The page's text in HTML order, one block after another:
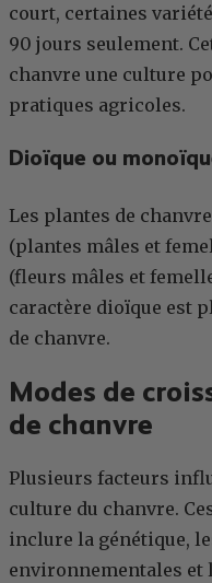
court, certaines
90 jours seulement.
chanvre une culture
pratiques agricoles.
Dioïque ou
Les plantes de
(plantes mâles et
(fleurs mâles et
caractère dioïque est
de chanvre.
Modes de
de chanvre
Plusieurs facteurs
culture du chanvre.
inclure la génétique,
environnementales et